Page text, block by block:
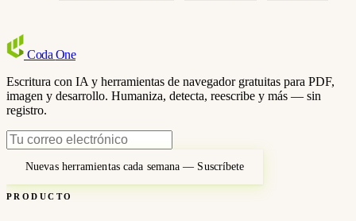
Coda One
Escritura con IA y herramientas de navegador gratuitas para PDF,
imagen y desarrollo. Humaniza, detecta, reescribe y más — sin
registro.
Nuevas herramientas cada semana — Suscríbete
PRODUCTO